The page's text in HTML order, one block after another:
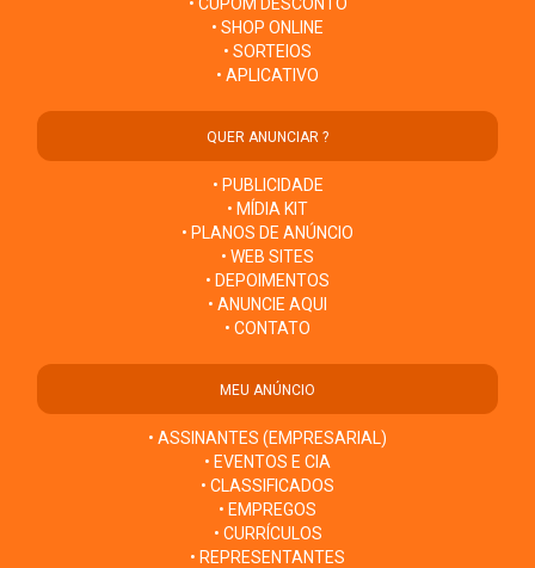
• SHOP ONLINE
• SORTEIOS
• APLICATIVO
QUER ANUNCIAR ?
• PUBLICIDADE
• MÍDIA KIT
• PLANOS DE ANÚNCIO
• WEB SITES
• DEPOIMENTOS
• ANUNCIE AQUI
• CONTATO
MEU ANÚNCIO
• ASSINANTES (EMPRESARIAL)
• EVENTOS E CIA
• CLASSIFICADOS
• EMPREGOS
• CURRÍCULOS
• REPRESENTANTES